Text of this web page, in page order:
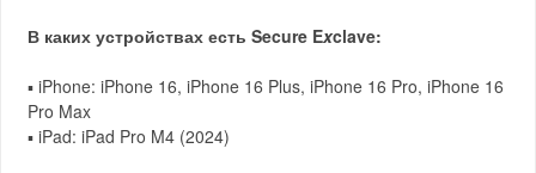
В каких устройствах есть Secure Exclave:
▪ iPhone: iPhone 16, iPhone 16 Plus, iPhone 16 Pro, iPhone 16
Pro Max
▪ iPad: iPad Pro M4 (2024)